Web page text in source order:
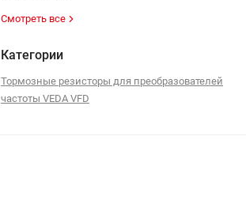
Смотреть все
Категории
Тормозные резисторы для преобразователей
частоты VEDA VFD